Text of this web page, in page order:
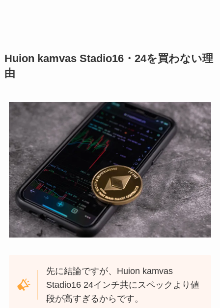
Huion kamvas Stadio16・24を買わない理
由
先に結論ですが、Huion kamvas
Stadio16 24インチ共にスペックより値
段が高すぎるからです。